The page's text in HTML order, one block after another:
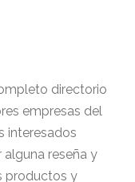
directorio
empresas del
interesados
alguna reseña y
productos y